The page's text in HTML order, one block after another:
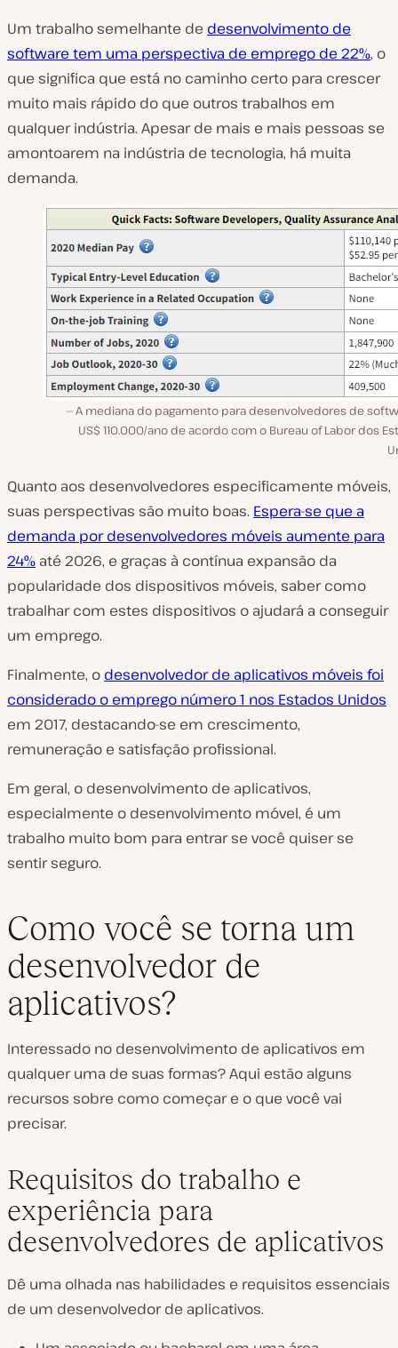
Um trabalho semelhante de desenvolvimento de
software tem uma perspectiva de emprego de 22%, o
que significa que está no caminho certo para crescer
muito mais rápido do que outros trabalhos em
qualquer indústria. Apesar de mais e mais pessoas se
amontoarem na indústria de tecnologia, há muita
demanda.
A mediana do pagamento para desenvolvedores de
US$ 110.000/ano de acordo com o Bureau of Labor dos
Quanto aos desenvolvedores especificamente móveis,
suas perspectivas são muito boas. Espera-se que a
demanda por desenvolvedores móveis aumente para
24% até 2026, e graças à contínua expansão da
popularidade dos dispositivos móveis, saber como
trabalhar com estes dispositivos o ajudará a conseguir
um emprego.
Finalmente, o desenvolvedor de aplicativos móveis foi
considerado o emprego número 1 nos Estados Unidos
em 2017, destacando-se em crescimento,
remuneração e satisfação profissional.
Em geral, o desenvolvimento de aplicativos,
especialmente o desenvolvimento móvel, é um
trabalho muito bom para entrar se você quiser se
sentir seguro.
Como você se torna um
desenvolvedor de
aplicativos?
Interessado no desenvolvimento de aplicativos em
qualquer uma de suas formas? Aqui estão alguns
recursos sobre como começar e o que você vai
precisar.
Requisitos do trabalho e
experiência para
desenvolvedores de aplicativos
Dê uma olhada nas habilidades e requisitos essenciais
de um desenvolvedor de aplicativos.